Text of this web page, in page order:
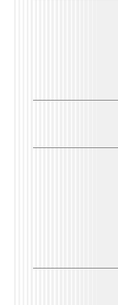
Menu -
Menu -
Menu -